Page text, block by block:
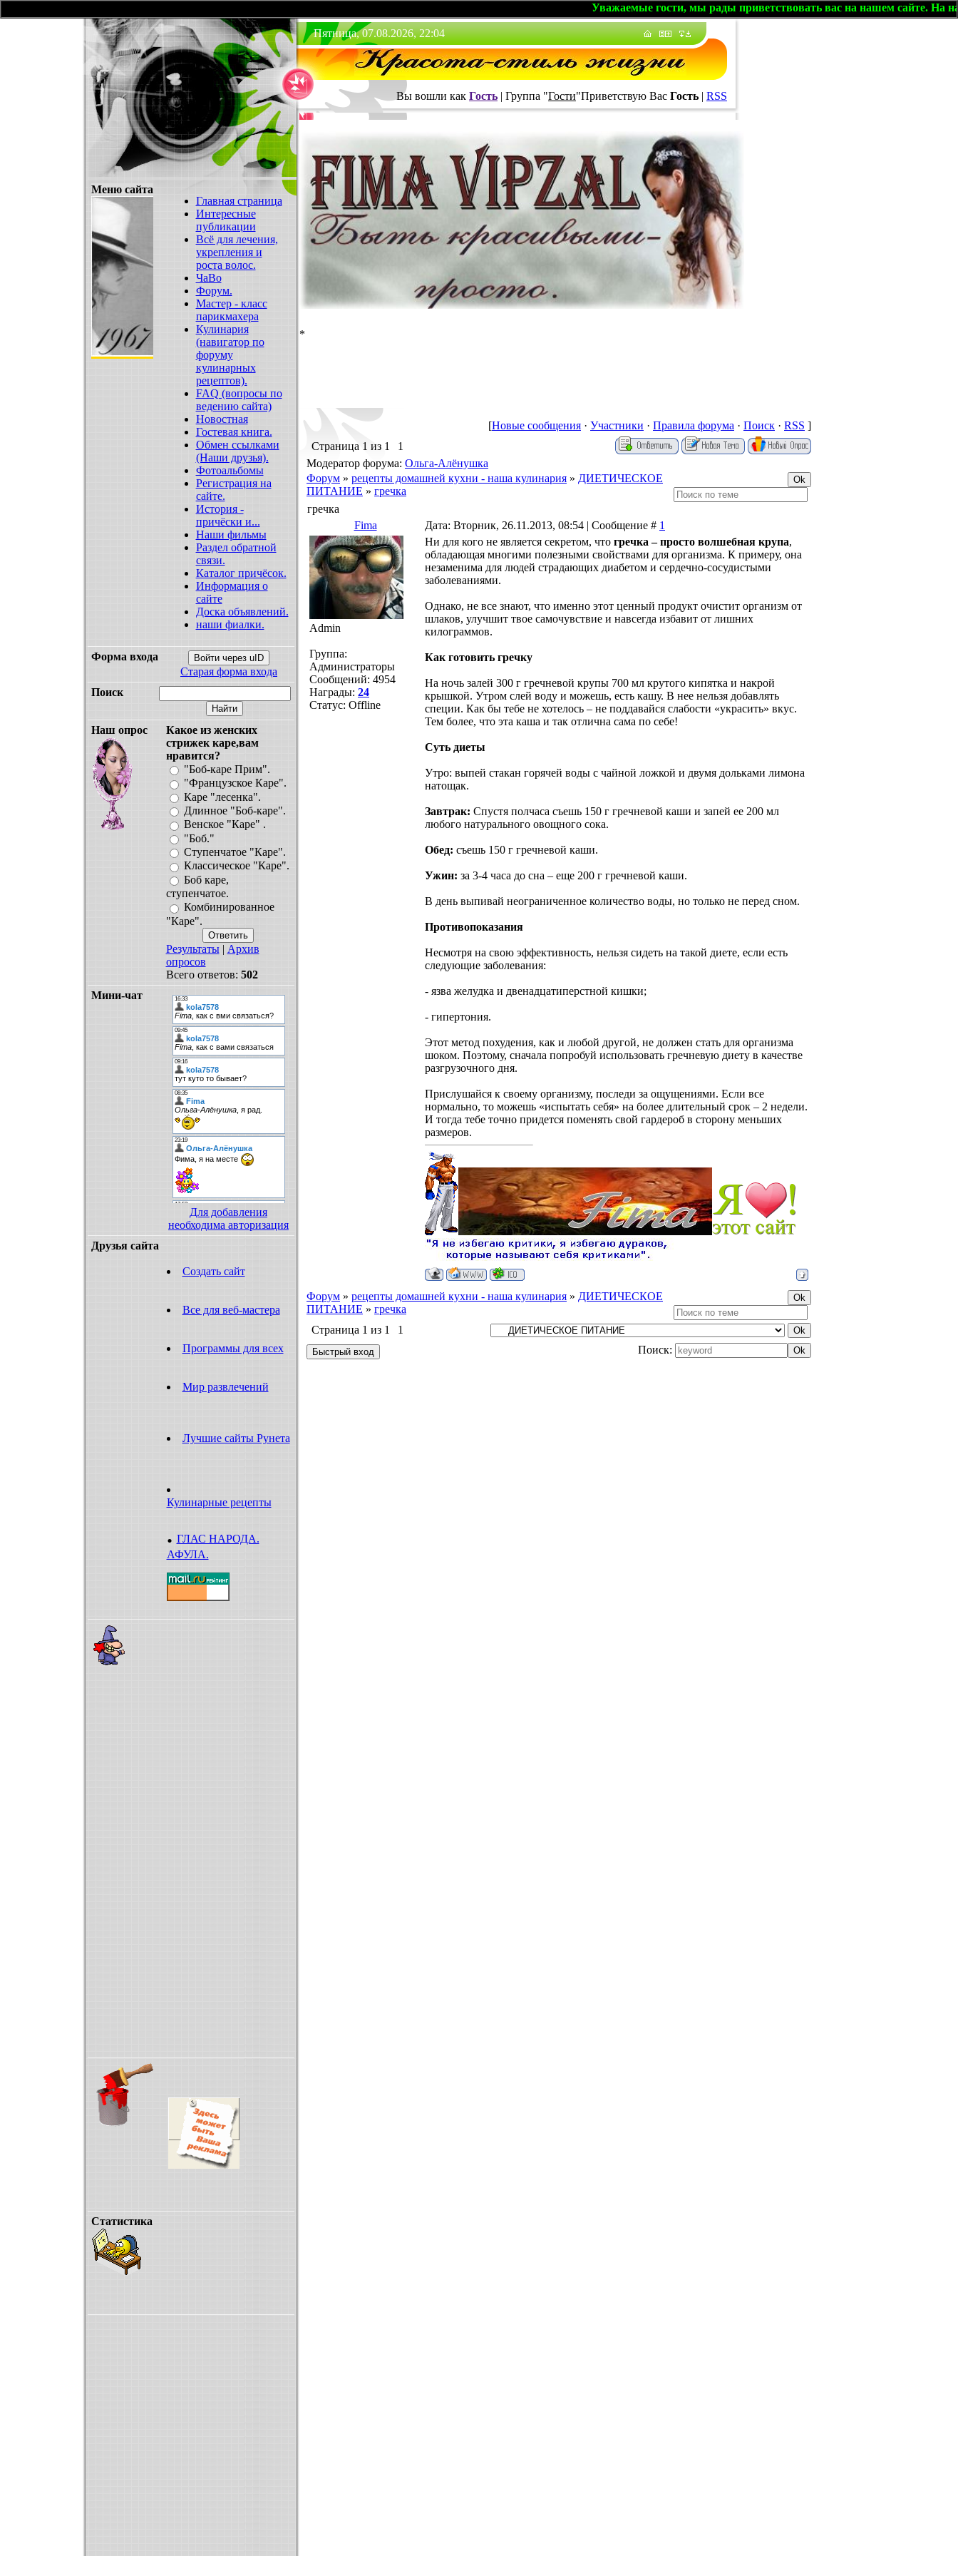
Уважаемые гости, мы рады приветствовать вас на нашем сайте. На нашем
Меню сайта
Главная страница
Интересные
публикации
Всё для лечения,
укрепления и
роста волос.
ЧаВо
Форум.
Мастер - класс
парикмахера
Кулинария
(навигатор по
форуму
кулинарных
рецептов).
FAQ (вопросы по
ведению сайта)
Новостная
Гостевая книга.
Обмен ссылками
(Наши друзья).
Фотоальбомы
Регистрация на
сайте.
История -
причёски и...
Наши фильмы
Раздел обратной
связи.
Каталог причёсок.
Информация о
сайте
Доска объявлений.
наши фиалки.
Форма входа Войти через uID
Старая форма входа
Поиск
Наш опрос
Какое из женских
стрижек каре,вам
нравится?
"Боб-каре Прим".
"Французское Каре".
Каре "лесенка".
Длинное "Боб-каре".
Венское "Каре" .
"Боб."
Ступенчатое "Каре".
Классическое "Каре".
Боб каре,
ступенчатое.
Комбинированное
"Каре".
Результаты| Архив
опросов
Всего ответов: 502
Мини-чат
Для добавления
необходима авторизация
Друзья сайта
Создать сайт
Все для веб-мастера
Программы для всех
Мир развлечений
Лучшие сайты Рунета
Кулинарные рецепты
. ГЛАС НАРОДА.
АФУЛА.
Статистика
Пятница, 07.08.2026, 22:04
Вы вошли как Гость | Группа "Гости"Приветствую Вас Гость | RSS
*
[Новые сообщения · Участники · Правила форума · Поиск · RSS ]
Страница 1 из 1
1
Модератор форума: Ольга-Алёнушка
Форум » рецепты домашней кухни - наша кулинария » ДИЕТИЧЕСКОЕ
ПИТАНИЕ » гречка
гречка
Fima
Дата: Вторник, 26.11.2013, 08:54 | Сообщение # 1
Admin
Группа:
Администраторы
Сообщений: 4954
Награды: 24
Статус: Offline
Ни для кого не является секретом, что гречка – просто волшебная крупа,
обладающая многими полезными свойствами для организма. К примеру, она
незаменима для людей страдающих диабетом и сердечно-сосудистыми
заболеваниями.
Однако, не все знают, что именно этот ценный продукт очистит организм от
шлаков, улучшит твое самочувствие и навсегда избавит от лишних
килограммов.
Как готовить гречку
На ночь залей 300 г гречневой крупы 700 мл крутого кипятка и накрой
крышкой. Утром слей воду и можешь, есть кашу. В нее нельзя добавлять
специи. Как бы тебе не хотелось – не поддавайся слабости «украсить» вкус.
Тем более, что эта каша и так отлична сама по себе!
Суть диеты
Утро: выпей стакан горячей воды с чайной ложкой и двумя дольками лимона
натощак.
Завтрак: Спустя полчаса съешь 150 г гречневой каши и запей ее 200 мл
любого натурального овощного сока.
Обед: съешь 150 г гречневой каши.
Ужин: за 3-4 часа до сна – еще 200 г гречневой каши.
В день выпивай неограниченное количество воды, но только не перед сном.
Противопоказания
Несмотря на свою эффективность, нельзя сидеть на такой диете, если есть
следующие заболевания:
- язва желудка и двенадцатиперстной кишки;
- гипертония.
Этот метод похудения, как и любой другой, не должен стать для организма
шоком. Поэтому, сначала попробуй использовать гречневую диету в качестве
разгрузочного дня.
Прислушайся к своему организму, последи за ощущениями. Если все
нормально, то можешь «испытать себя» на более длительный срок – 2 недели.
И тогда тебе точно придется поменять свой гардероб в сторону меньших
размеров.
Форум » рецепты домашней кухни - наша кулинария » ДИЕТИЧЕСКОЕ
ПИТАНИЕ » гречка
Страница 1 из 1
1
Поиск: